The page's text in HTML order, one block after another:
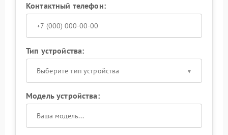
Контактный телефон:
Тип устройства:
Выберите тип устройства
Модель устройства: